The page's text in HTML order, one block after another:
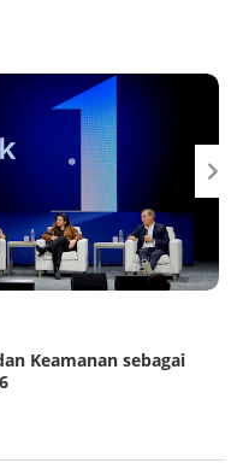
Keamanan sebagai